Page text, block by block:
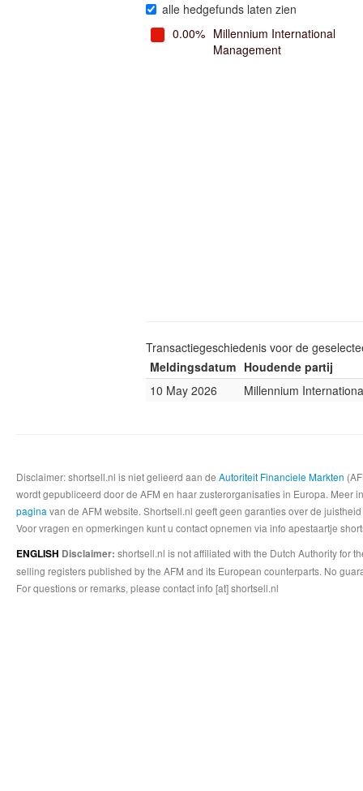
alle hedgefunds laten zien
0.00% Millennium International
Management
Transactiegeschiedenis voor de
Meldingsdatum Houdende partij
10 May 2026
Millennium
Disclaimer: shortsell.nl is niet gelieerd aan de Autoriteit Financiele Markten
wordt gepubliceerd door de AFM en haar zusterorganisaties in Europa.
pagina van de AFM website. Shortsell.nl geeft geen garanties over de
Voor vragen en opmerkingen kunt u contact opnemen via info apestaartje
ENGLISH Disclaimer: shortsell.nl is not affiliated with the Dutch Authority for
selling registers published by the AFM and its European counterparts. No
For questions or remarks, please contact info [at] shortsell.nl